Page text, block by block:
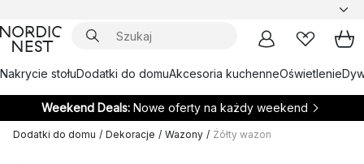
Nakrycie stołuDodatki do domuAkcesoria kuchenneOświetlenie
Weekend Deals: Nowe oferty na każdy weekend
Dodatki do domu / Dekoracje / Wazony / Żółty wazon